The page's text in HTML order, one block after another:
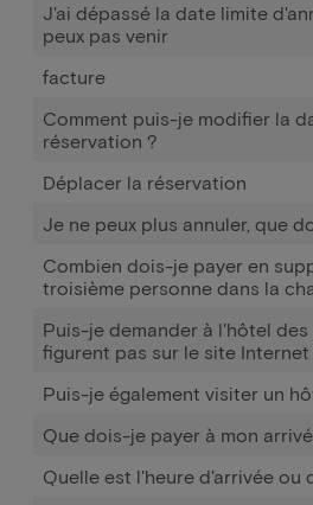
J'ai dépassé la date limite
peux pas venir
facture
Comment puis-je modifier la
réservation ?
Déplacer la réservation
Je ne peux plus annuler, que
Combien dois-je payer en
troisième personne dans la
Puis-je demander à l'hôtel
figurent pas sur le site Internet
Puis-je également visiter un
Que dois-je payer à mon
Quelle est l'heure d'arrivée ou